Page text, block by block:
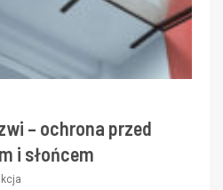
– ochrona przed
i słońcem